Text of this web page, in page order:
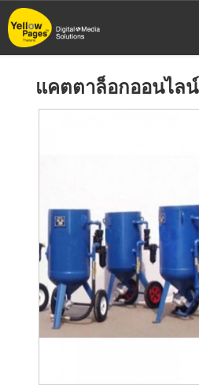
ข้าม
ไป
แคตตาล็อกออนไลน์